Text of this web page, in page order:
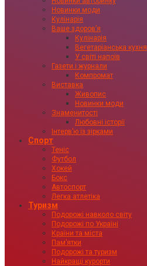
Новинки моди
Кулінарія
Ваше здоровʼя
Кулінарія
Вегетаріанська кухня
У світі напоїв
Газети і журнали
Компромат
Виставка
Живопис
Новинки моди
Знаменитості
Любовні історії
Інтервʼю із зірками
Спорт
Теніс
Футбол
Хокей
Бокс
Автоспорт
Легка атлетіка
Туризм
Подорожі навколо світу
Подорожі по Україні
Країни та міста
Пам’ятки
Подорожі та туризм
Найкращі курорти